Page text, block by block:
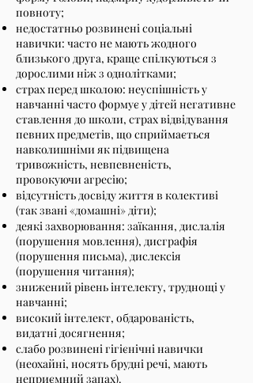
повноту;
недостатньо розвинені соціальні
навички: часто не мають жодного
близького друга, краще спілкуються з
дорослими ніж з однолітками;
страх перед школою: неуспішність у
навчанні часто формує у дітей негативне
ставлення до школи, страх відвідування
певних предметів, що сприймається
навколишніми як підвищена
тривожність, невпевненість,
провокуючи агресію;
відсутність досвіду життя в колективі
(так звані «домашні» діти);
деякі захворювання: заїкання, дислалія
(порушення мовлення), дисграфія
(порушення письма), дислексія
(порушення читання);
знижений рівень інтелекту, труднощі у
навчанні;
високий інтелект, обдарованість,
видатні досягнення;
слабо розвинені гігієнічні навички
(неохайні, носять брудні речі, мають
неприємний запах).